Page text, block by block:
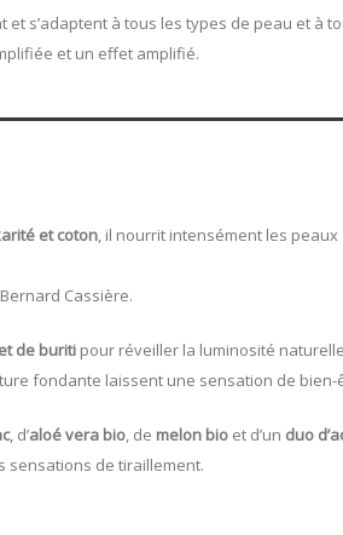
et s’adaptent à tous les types de peau et à
et un effet amplifié.
et coton, il nourrit intensément les
Cassière.
de buriti pour réveiller la luminosité
fondante laissent une sensation de bien-
, d’aloé vera bio, de melon bio et d’un duo
sensations de tiraillement.